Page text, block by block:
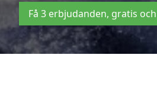
Få 3 erbjudanden, gratis